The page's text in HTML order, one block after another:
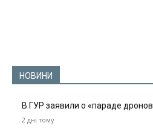
НОВИНИ
В ГУР заявили о «параде
2 дні тому